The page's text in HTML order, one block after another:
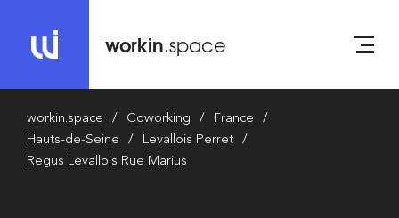
workin.space
workin.space Coworking
France
Hauts-de-Seine
Levallois Perret
Regus Levallois Rue Marius